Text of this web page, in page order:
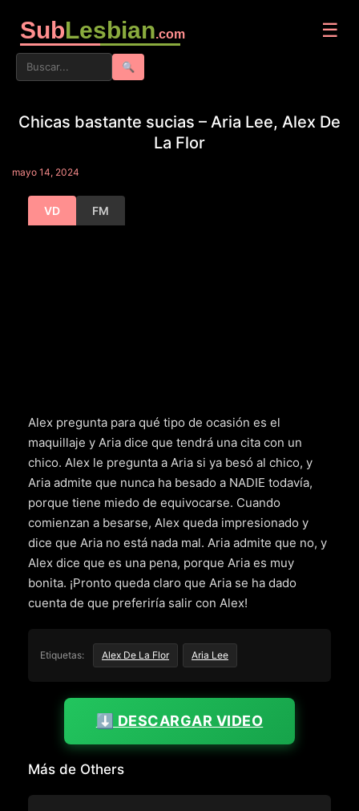
SubLesbian.com ☰
🔍
Chicas bastante sucias – Aria Lee, Alex De
La Flor
mayo 14, 2024
VD FM
Alex pregunta para qué tipo de ocasión es el
maquillaje y Aria dice que tendrá una cita con un
chico. Alex le pregunta a Aria si ya besó al chico, y
Aria admite que nunca ha besado a NADIE todavía,
porque tiene miedo de equivocarse. Cuando
comienzan a besarse, Alex queda impresionado y
dice que Aria no está nada mal. Aria admite que no, y
Alex dice que es una pena, porque Aria es muy
bonita. ¡Pronto queda claro que Aria se ha dado
cuenta de que preferiría salir con Alex!
Etiquetas: Alex De La Flor Aria Lee
⬇️ DESCARGAR VIDEO
Más de Others